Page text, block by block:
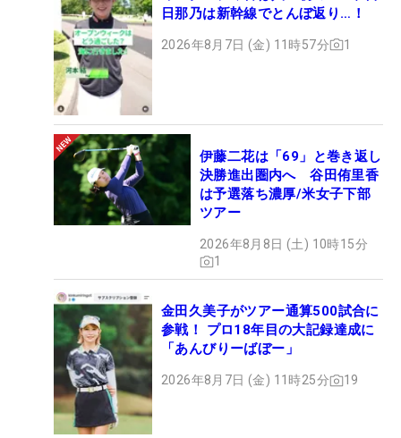
日那乃は新幹線でとんぼ返り…！
2026年8月7日 (金) 11時57分 1
伊藤二花は「69」と巻き返し
決勝進出圏内へ 谷田侑里香
は予選落ち濃厚/米女子下部
ツアー
2026年8月8日 (土) 10時15分
1
金田久美子がツアー通算500試合に
参戦！ プロ18年目の大記録達成に
「あんびりーばぼー」
2026年8月7日 (金) 11時25分 19